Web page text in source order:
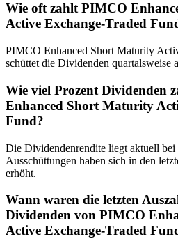
Wie oft zahlt PIMCO
Active Exchange-Traded
PIMCO Enhanced Short Maturity
schüttet die Dividenden quartalsweise
Wie viel Prozent Dividenden
Enhanced Short Maturity
Fund?
Die Dividendenrendite liegt aktuell bei
Ausschüttungen haben sich in den
erhöht.
Wann waren die letzten
Dividenden von PIMCO
Active Exchange-Traded